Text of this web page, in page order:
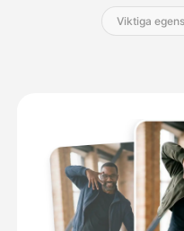
Viktiga